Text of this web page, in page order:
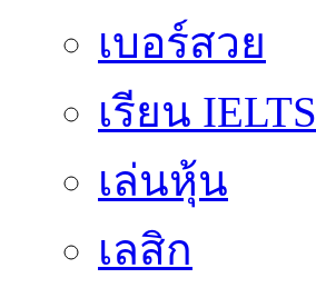
เบอร์สวย
เรียน IELTS
เล่นหุ้น
เลสิก